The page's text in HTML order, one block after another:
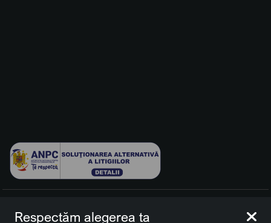
Respectăm alegerea ta